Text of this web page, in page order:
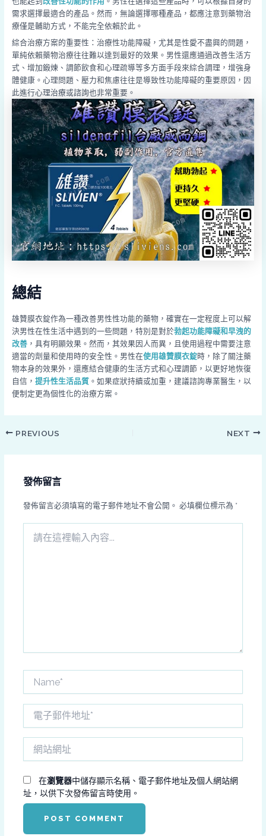
需求選擇最適合的產品。然而，無論選擇哪種產品，都應注意到藥物治
療僅是輔助方式，不能完全依賴於此。
綜合治療方案的重要性：治療性功能障礙，尤其是性愛不盡興的問題，
單純依賴藥物治療往往難以達到最好的效果。男性還應通過改善生活方
式、增加鍛煉、調節飲食和心理疏導等多方面手段來綜合調理，增強身
體健康。心理問題、壓力和焦慮往往是導致性功能障礙的重要原因，因
此進行心理治療或諮詢也非常重要。
總結
雄贊膜衣錠作為一種改善男性性功能的藥物，確實在一定程度上可以解
決男性在性生活中遇到的一些問題，特別是對於勃起功能障礙和早洩的
改善，具有明顯效果。然而，其效果因人而異，且使用過程中需要注意
適當的劑量和使用時的安全性。男性在使用雄贊膜衣錠時，除了關注藥
物本身的效果外，還應結合健康的生活方式和心理調節，以更好地恢復
自信， 提升性生活品質。如果症狀持續或加重，建議諮詢專業醫生，以
便制定更為個性化的治療方案。
PREVIOUS NEXT
發佈留言
發佈留言必須填寫的電子郵件地址不會公開。 必填欄位標示為 *
*址
在瀏覽器中儲存顯示名稱、電子郵件地址及個人網站網
址，以供下次發佈留言時使用。